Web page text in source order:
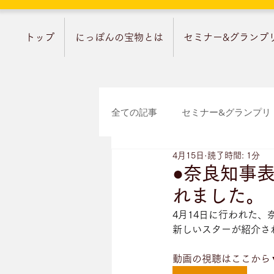
トップ にっぽんの宝物とは セミナー&グランプ
全ての記事 セミナー&グランプリ
宝物ストーリー 羽根コラム
●奈良知事
れました。
4月15日 読了時間: 1分
4月14日に行われた、
新しいスターが紹介さ
動画の視聴はここか